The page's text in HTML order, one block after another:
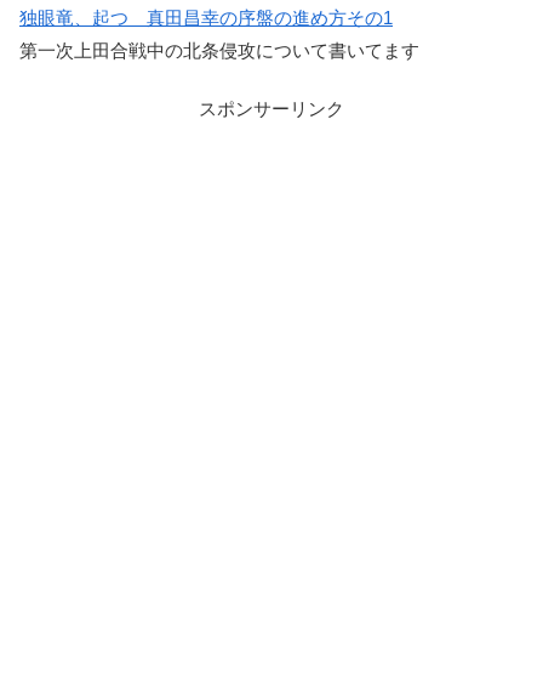
独眼竜、起つ 真田昌幸の序盤の進め方その1
第一次上田合戦中の北条侵攻について書いてます
スポンサーリンク